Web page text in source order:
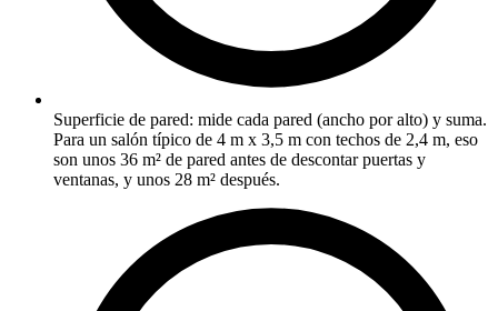
Superficie de pared: mide cada pared (ancho por alto) y suma.
Para un salón típico de 4 m x 3,5 m con techos de 2,4 m, eso
son unos 36 m² de pared antes de descontar puertas y
ventanas, y unos 28 m² después.